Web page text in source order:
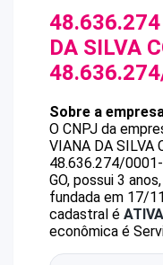
DA SILVA
Sobre a
O CNPJ da
VIANA DA SILVA
48.636.274/
GO, possui 3
fundada em 17/
cadastral é ATIVA
econômica é